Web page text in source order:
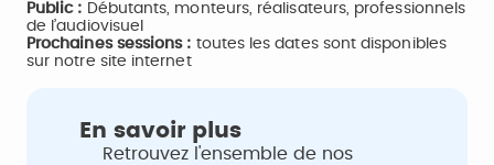
Public : Débutants, monteurs, réalisateurs, professionnels
de l’audiovisuel
Prochaines sessions : toutes les dates sont disponibles
sur notre site internet
En savoir plus
Retrouvez l'ensemble de nos